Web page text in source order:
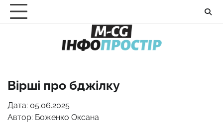
Перейти
Вірші про бджілку
Дата: 05.06.2025
Автор: Боженко Оксана